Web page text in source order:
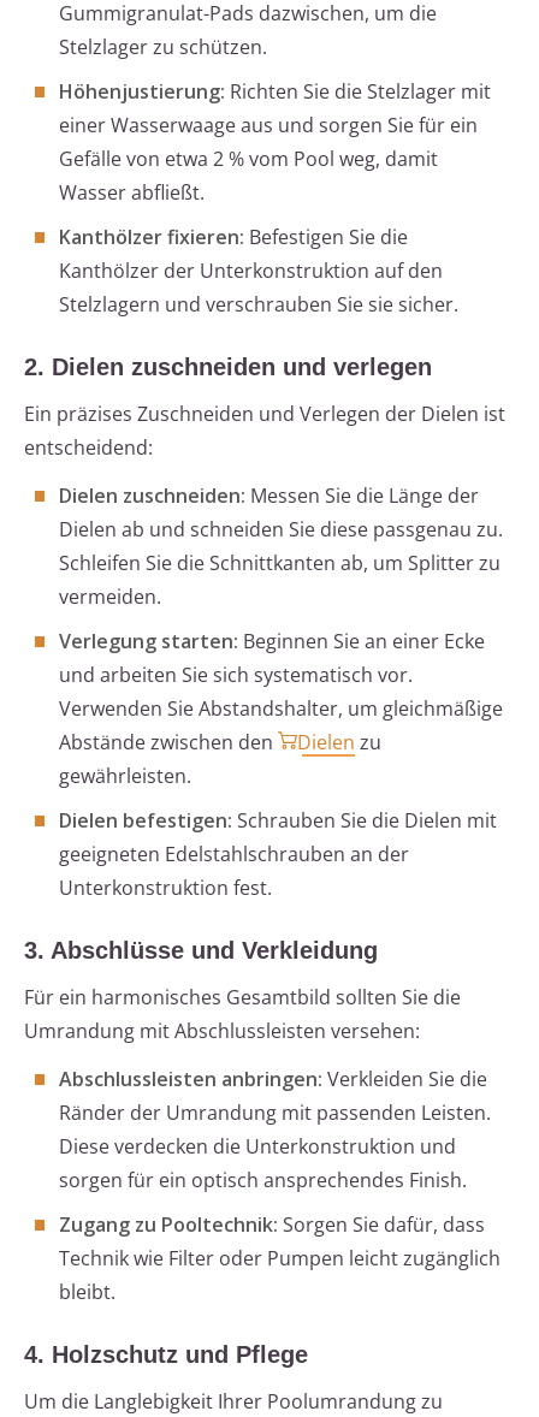
Gummigranulat-Pads dazwischen, um die
Stelzlager zu schützen.
Höhenjustierung: Richten Sie die Stelzlager mit
einer Wasserwaage aus und sorgen Sie für ein
Gefälle von etwa 2 % vom Pool weg, damit
Wasser abfließt.
Kanthölzer fixieren: Befestigen Sie die
Kanthölzer der Unterkonstruktion auf den
Stelzlagern und verschrauben Sie sie sicher.
2. Dielen zuschneiden und verlegen
Ein präzises Zuschneiden und Verlegen der Dielen ist
entscheidend:
Dielen zuschneiden: Messen Sie die Länge der
Dielen ab und schneiden Sie diese passgenau zu.
Schleifen Sie die Schnittkanten ab, um Splitter zu
vermeiden.
Verlegung starten: Beginnen Sie an einer Ecke
und arbeiten Sie sich systematisch vor.
Verwenden Sie Abstandshalter, um gleichmäßige
Abstände zwischen den
Dielen zu
gewährleisten.
Dielen befestigen: Schrauben Sie die Dielen mit
geeigneten Edelstahlschrauben an der
Unterkonstruktion fest.
3. Abschlüsse und Verkleidung
Für ein harmonisches Gesamtbild sollten Sie die
Umrandung mit Abschlussleisten versehen:
Abschlussleisten anbringen: Verkleiden Sie die
Ränder der Umrandung mit passenden Leisten.
Diese verdecken die Unterkonstruktion und
sorgen für ein optisch ansprechendes Finish.
Zugang zu Pooltechnik: Sorgen Sie dafür, dass
Technik wie Filter oder Pumpen leicht zugänglich
bleibt.
4. Holzschutz und Pflege
Um die Langlebigkeit Ihrer Poolumrandung zu